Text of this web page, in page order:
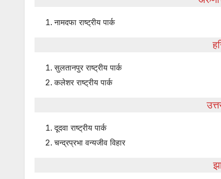
नामदफा राष्ट्रीय पार्क
सुलतानपुर राष्ट्रीय पार्क
कलेशर राष्ट्रीय पार्क
दूदवा राष्ट्रीय पार्क
चन्द्रप्रभा वन्यजीव विहार